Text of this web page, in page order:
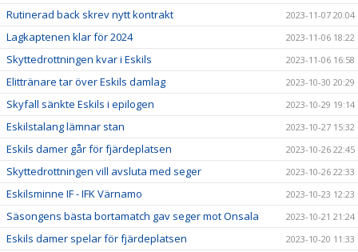
Rutinerad back skrev nytt kontrakt 2023-11-07 20:04
Lagkaptenen klar för 2024 2023-11-06 18:22
Skyttedrottningen kvar i Eskils 2023-11-06 16:58
Elittränare tar över Eskils damlag 2023-10-30 20:29
Skyfall sänkte Eskils i epilogen 2023-10-29 19:14
Eskilstalang lämnar stan 2023-10-27 15:32
Eskils damer går för fjärdeplatsen 2023-10-26 22:45
Skyttedrottningen vill avsluta med seger 2023-10-26 22:33
Eskilsminne IF - IFK Värnamo 2023-10-23 12:23
Säsongens bästa bortamatch gav seger mot Onsala 2023-10-21 21:24
Eskils damer spelar för fjärdeplatsen 2023-10-20 11:33